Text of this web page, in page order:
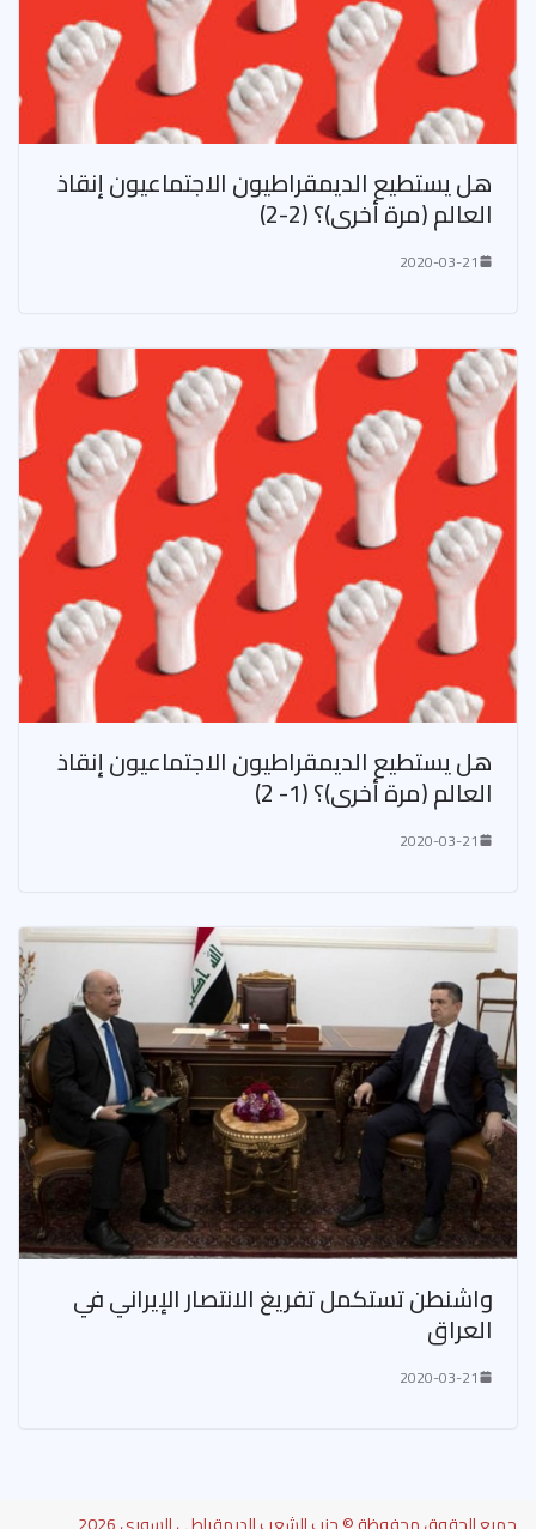
هل يستطيع الديمقراطيون الاجتماعيون إنقاذ
العالم (مرة أخرى)؟ (2-2)
2020-03-21
هل يستطيع الديمقراطيون الاجتماعيون إنقاذ
العالم (مرة أخرى)؟ (1- 2)
2020-03-21
واشنطن تستكمل تفريغ الانتصار الإيراني في
العراق
2020-03-21